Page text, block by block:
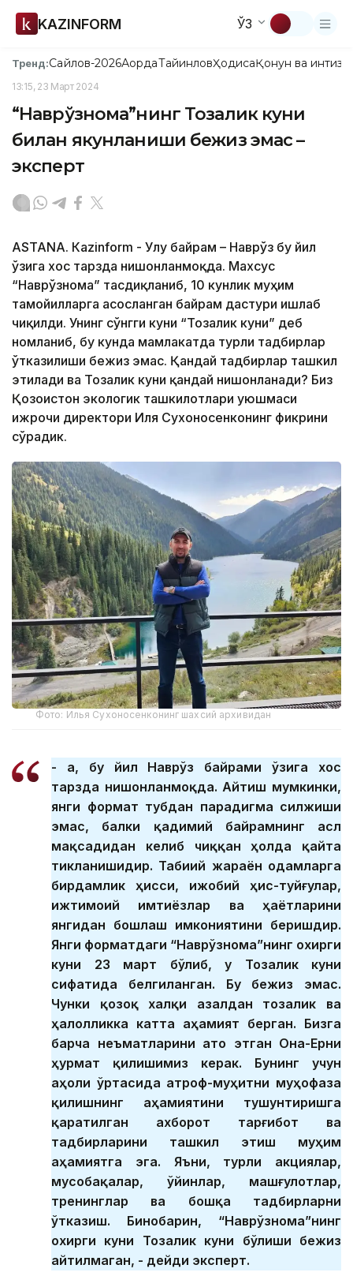
KAZINFORM ЎЗ
Тренд:Сайлов-2026АқордаТайинловҲодисаҚонун ва
13:15, 23 Март 2024
“Наврўзнома”нинг Тозалик куни
билан якунланиши бежиз эмас –
эксперт
ASTANА. Кazinform - Улуғ байрам – Наврўз бу йил
ўзига хос тарзда нишонланмоқда. Махсус
“Наврўзнома” тасдиқланиб, 10 кунлик муҳим
тамойилларга асосланган байрам дастури ишлаб
чиқилди. Унинг сўнгги куни “Тозалик куни” деб
номланиб, бу кунда мамлакатда турли тадбирлар
ўтказилиши бежиз эмас. Қандай тадбирлар ташкил
этилади ва Тозалик куни қандай нишонланади? Биз
Қозоғистон экологик ташкилотлари уюшмаси
ижрочи директори Иля Сухоносенконинг фикрини
сўрадик.
Фото: Илья Сухоносенконинг шахсий архивидан
- Ҳа, бу йил Наврўз байрами ўзига хос
тарзда нишонланмоқда. Айтиш мумкинки,
янги формат тубдан парадигма силжиши
эмас, балки қадимий байрамнинг асл
мақсадидан келиб чиққан ҳолда қайта
тикланишидир. Табиий жараён одамларга
бирдамлик ҳисси, ижобий ҳис-туйғулар,
ижтимоий имтиёзлар ва ҳаётларини
янгидан бошлаш имкониятини беришдир.
Янги форматдаги “Наврўзнома”нинг охирги
куни 23 март бўлиб, у Тозалик куни
сифатида белгиланган. Бу бежиз эмас.
Чунки қозоқ халқи азалдан тозалик ва
ҳалолликка катта аҳамият берган. Бизга
барча неъматларини ато этган Она-Ерни
ҳурмат қилишимиз керак. Бунинг учун
аҳоли ўртасида атроф-муҳитни муҳофаза
қилишнинг аҳамиятини тушунтиришга
қаратилган ахборот тарғибот ва
тадбирларини ташкил этиш муҳим
аҳамиятга эга. Яъни, турли акциялар,
мусобақалар, ўйинлар, машғулотлар,
тренинглар ва бошқа тадбирларни
ўтказиш. Бинобарин, “Наврўзнома”нинг
охирги куни Тозалик куни бўлиши бежиз
айтилмаган, - дейди эксперт.